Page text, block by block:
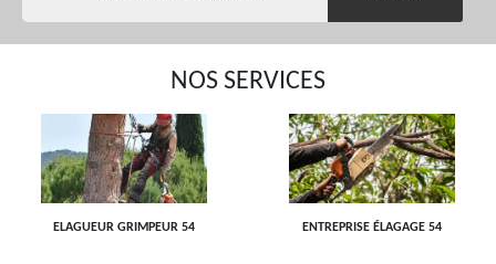
NOS SERVICES
ELAGUEUR GRIMPEUR 54 ENTREPRISE ÉLAGAGE 54